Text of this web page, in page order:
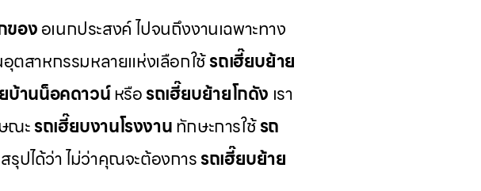
ของอเนกประสงค์ ไปจนถึงงานเฉพาะทาง
อุตสาหกรรมหลายแห่งเลือกใช้รถเฮี๊ยบย้าย
บ้านน็อคดาวน์หรือรถเฮี๊ยบย้ายโกดัง เรา
ษณะรถเฮี๊ยบงานโรงงานทักษะการใช้รถ
รุปได้ว่า ไม่ว่าคุณจะต้องการรถเฮี๊ยบย้าย